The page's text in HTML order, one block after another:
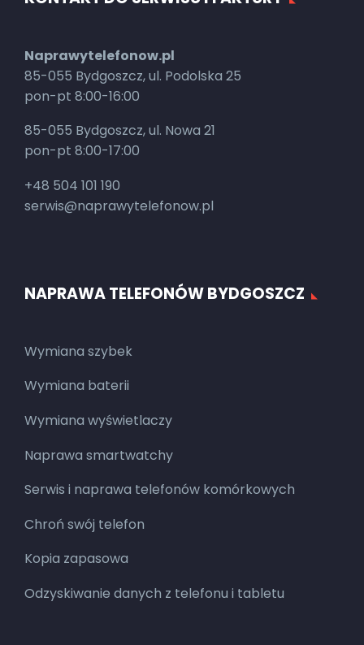
Naprawytelefonow.pl
85-055 Bydgoszcz, ul. Podolska 25
pon-pt 8:00-16:00
85-055 Bydgoszcz, ul. Nowa 21
pon-pt 8:00-17:00
+48 504 101 190
serwis@naprawytelefonow.pl
NAPRAWA TELEFONÓW BYDGOSZCZ
Wymiana szybek
Wymiana baterii
Wymiana wyświetlaczy
Naprawa smartwatchy
Serwis i naprawa telefonów komórkowych
Chroń swój telefon
Kopia zapasowa
Odzyskiwanie danych z telefonu i tabletu